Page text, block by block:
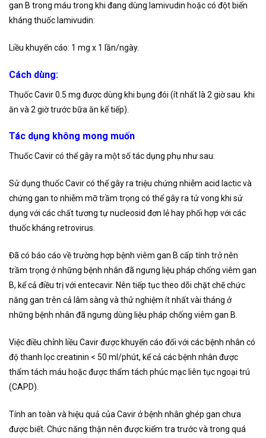
gan B trong máu trong khi đang dùng lamivudin hoặc có đột biến
kháng thuốc lamivudin:
Liều khuyến cáo: 1 mg x 1 lần/ngày.
Cách dùng:
Thuốc Cavir 0.5 mg được dùng khi bụng đói (ít nhất là 2 giờ sau khi
ăn và 2 giờ trước bữa ăn kế tiếp).
Tác dụng không mong muốn
Thuốc Cavir có thể gây ra một số tác dụng phụ như sau:
Sử dụng thuốc Cavir có thể gây ra triệu chứng nhiễm acid lactic và
chứng gan to nhiễm mỡ trầm trọng có thể gây ra tử vong khi sử
dụng với các chất tương tự nucleosid đơn lẻ hay phối hợp với các
thuốc kháng retrovirus.
Đã có báo cáo về trường hợp bệnh viêm gan B cấp tính trở nên
trầm trọng ở những bệnh nhân đã ngưng liệu pháp chống viêm gan
B, kể cả điều trị với entecavir. Nên tiếp tục theo dõi chặt chẽ chức
năng gan trên cả lâm sàng và thử nghiệm ít nhất vài tháng ở
những bệnh nhân đã ngưng dùng liệu pháp chống viêm gan B.
Việc điều chỉnh liều Cavir được khuyến cáo đối với các bệnh nhân có
độ thanh lọc creatinin < 50 ml/phút, kể cả các bệnh nhân được
thẩm tách máu hoặc được thẩm tách phúc mạc liên tục ngoại trú
(CAPD).
Tính an toàn và hiệu quả của Cavir ở bệnh nhân ghép gan chưa
được biết. Chức năng thận nên được kiểm tra trước và trong quá